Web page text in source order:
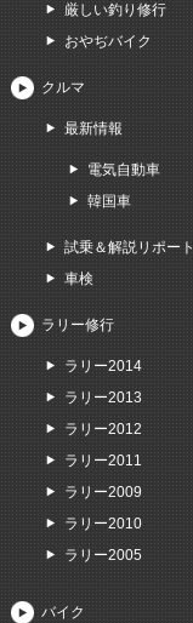
厳しい釣り修行
おやぢバイク
クルマ
最新情報
電気自動車
韓国車
試乗＆解説リポート
車検
ラリー修行
ラリー2014
ラリー2013
ラリー2012
ラリー2011
ラリー2009
ラリー2010
ラリー2005
バイク